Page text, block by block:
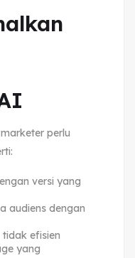
perlu
versi yang
audiens dengan
efisien
yang